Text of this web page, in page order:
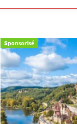
Sponsorisé